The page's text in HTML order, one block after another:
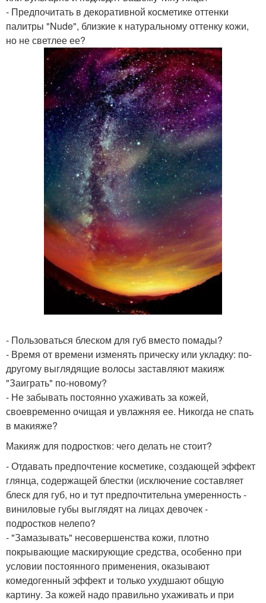
- Предпочитать в декоративной косметике оттенки
палитры "Nude", близкие к натуральному оттенку кожи,
но не светлее ее?
- Пользоваться блеском для губ вместо помады?
- Время от времени изменять прическу или укладку: по-
другому выглядящие волосы заставляют макияж
"Заиграть" по-новому?
- Не забывать постоянно ухаживать за кожей,
своевременно очищая и увлажняя ее. Никогда не спать
в макияже?
Макияж для подростков: чего делать не стоит?
- Отдавать предпочтение косметике, создающей эффект
глянца, содержащей блестки (исключение составляет
блеск для губ, но и тут предпочтительна умеренность -
виниловые губы выглядят на лицах девочек -
подростков нелепо?
- "Замазывать" несовершенства кожи, плотно
покрывающие маскирующие средства, особенно при
условии постоянного применения, оказывают
комедогенный эффект и только ухудшают общую
картину. За кожей надо правильно ухаживать и при